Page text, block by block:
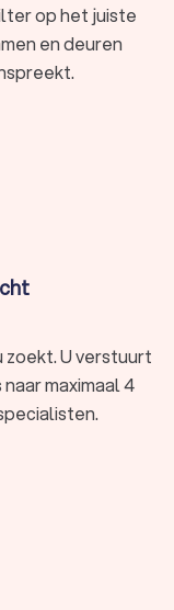
op het juiste
en deuren
U verstuurt
maximaal 4